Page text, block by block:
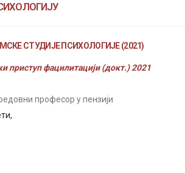
СТУДИЈЕ ПСИХОЛОГИЈЕ (2021)
приступ фацилитацији (докт.) 2021
професор у пензији